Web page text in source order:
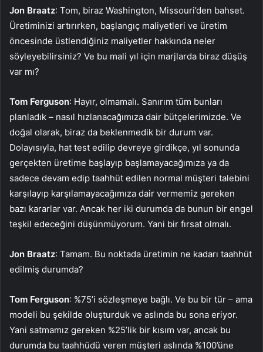
Jon Braatz: Tom, biraz Washington, Missouri’den bahset.
Üretiminizi artırırken, başlangıç maliyetleri ve üretim
öncesinde üstlendiğiniz maliyetler hakkında neler
söyleyebilirsiniz? Ve bu mali yıl için marjlarda biraz düşüş
var mı?
Tom Ferguson: Hayır, olmamalı. Sanırım tüm bunları
planladık – nasıl hızlanacağımıza dair bütçelerimizde. Ve
doğal olarak, biraz da beklenmedik bir durum var.
Dolayısıyla, hat test edilip devreye girdikçe, yıl sonunda
gerçekten üretime başlayıp başlamayacağımıza ya da
sadece devam edip taahhüt edilen normal müşteri talebini
karşılayıp karşılamayacağımıza dair vermemiz gereken
bazı kararlar var. Ancak her iki durumda da bunun bir engel
teşkil edeceğini düşünmüyorum. Yani bir fırsat olmalı.
Jon Braatz: Tamam. Bu noktada üretimin ne kadarı taahhüt
edilmiş durumda?
Tom Ferguson: %75’i sözleşmeye bağlı. Ve bu bir tür – ama
modeli bu şekilde oluşturduk ve aslında bu sona eriyor.
Yani satmamız gereken %25’lik bir kısım var, ancak bu
durumda bu taahhüdü veren müşteri aslında %100’üne